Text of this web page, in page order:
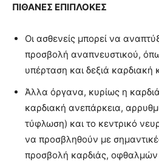
ΠΙΘΑΝΕΣ ΕΠΙΠΛΟΚΕΣ
Οι ασθενείς μπορεί να
προσβολή αναπνευστικού,
υπέρταση και δεξιά καρδιακή
Άλλα όργανα, κυρίως η
καρδιακή ανεπάρκεια,
τύφλωση) και το κεντρικό
να προσβληθούν με
προσβολή καρδιάς,